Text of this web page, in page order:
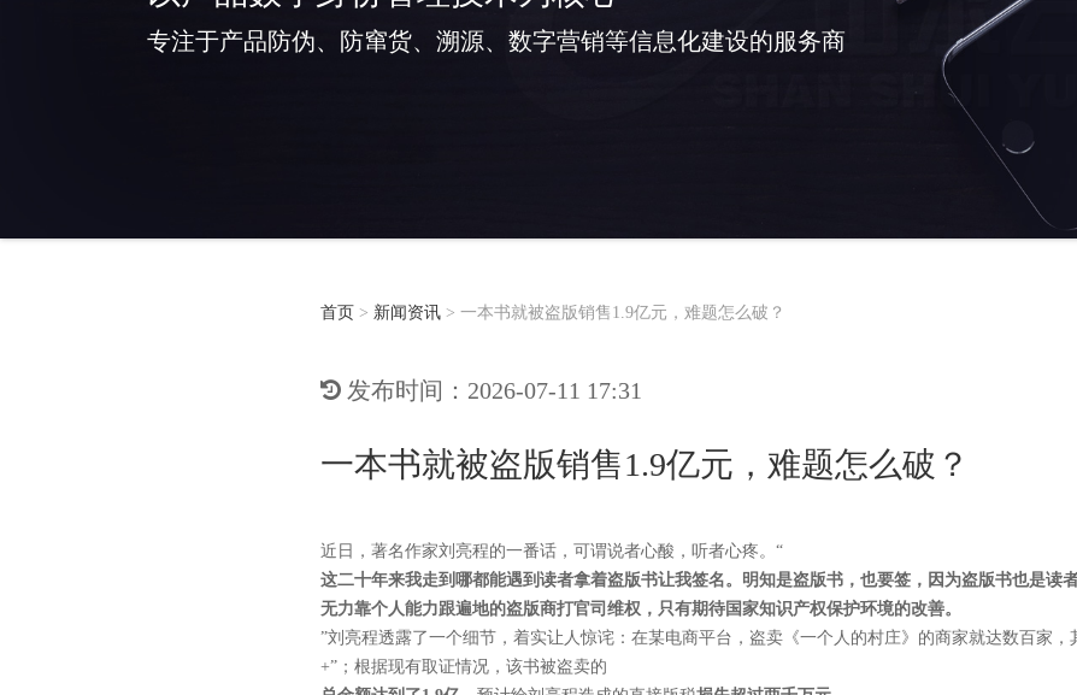
专注于产品防伪、防窜货、溯源、数字营销等信息化建设的服务商
首页 > 新闻资讯 > 一本书就被盗版销售1.9亿元，难题怎么破？
发布时间：2026-07-11 17:31
一本书就被盗版销售1.9亿元，难题怎么破？
近日，著名作家刘亮程的一番话，可谓说者心酸，听者心疼。“
这二十年来我走到哪都能遇到读者拿着盗版书让我签名。明知是盗版书，也要签，因为盗版书也是读
无力靠个人能力跟遍地的盗版商打官司维权，只有期待国家知识产权保护环境的改善。
”刘亮程透露了一个细节，着实让人惊诧：在某电商平台，盗卖《一个人的村庄》的商家就达数百家，
+”；根据现有取证情况，该书被盗卖的